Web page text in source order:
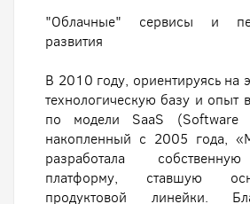
"Облачные" сервисы и
развития
В 2010 году, ориентируясь на
технологическую базу и опыт
по модели SaaS
накопленный с 2005 года,
разработала
платформу, ставшую
продуктовой линейки.